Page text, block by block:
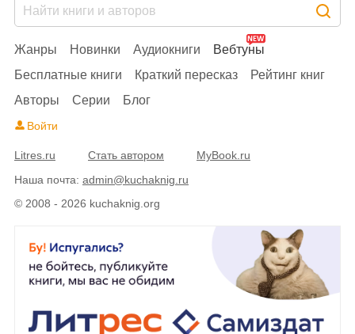
© 2008 - 2026 kuchaknig.org
Жанры Новинки Аудиокниги
Вебтуны
Бесплатные книги
Краткий пересказ
Рейтинг книг
Авторы
Серии Блог
Войти
Litres.ru Стать автором
MyBook.ru
Наша почта: admin@kuchaknig.ru